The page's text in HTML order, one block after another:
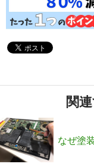
関
なぜ塗